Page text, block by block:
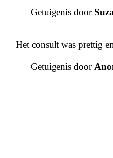
Getuigenis door
Het consult was prettig
Getuigenis door